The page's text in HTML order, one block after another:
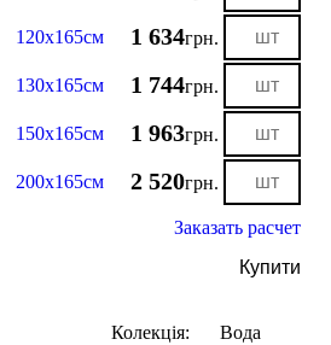
120х165см 1 634грн.
130х165см 1 744грн.
150х165см 1 963грн.
200х165см 2 520грн.
Заказать расчет
Купити
Колекція:
Вода